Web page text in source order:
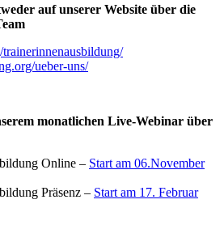
auf unserer Website über die
ueber-uns/
monatlichen Live-Webinar über
Online – Start am 06.November
Präsenz – Start am 17. Februar